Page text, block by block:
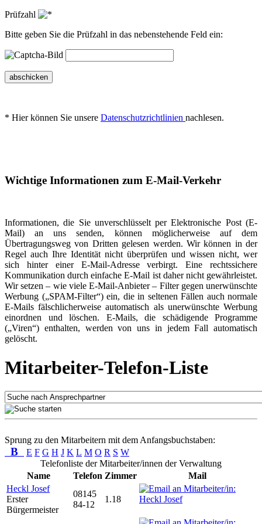
Prüfzahl
Bitte geben Sie die Prüfzahl in das nebenstehende Feld ein:
abschicken
* Hier können Sie unsere Datenschutzrichtlinien nachlesen.
Wichtige Informationen zum E-Mail-Verkehr
Informationen, die Sie unverschlüsselt per Elektronische Post (E-
Mail) an uns senden, können möglicherweise auf dem
Übertragungsweg von Dritten gelesen werden. Wir können in der
Regel auch Ihre Identität nicht überprüfen und wissen nicht, wer
sich hinter einer E-Mail-Adresse verbirgt. Eine rechtssichere
Kommunikation durch einfache E-Mail ist daher nicht gewährleistet.
Wir setzen – wie viele E-Mail-Anbieter – Filter gegen unerwünschte
Werbung („SPAM-Filter“) ein, die in seltenen Fällen auch normale
E-Mails fälschlicherweise automatisch als unerwünschte Werbung
einordnen und löschen. E-Mails, die schädigende Programme
(„Viren“) enthalten, werden von uns in jedem Fall automatisch
gelöscht.
Mitarbeiter-Telefon-Liste
Sprung zu den Mitarbeitern mit dem Anfangsbuchstaben:
B E F G H J K L M O R S W
Telefonliste der Mitarbeiter/innen der Verwaltung
Name
Telefon Zimmer
Mail
Heckl Josef
Erster
Bürgermeister
08145
84-12
1.18